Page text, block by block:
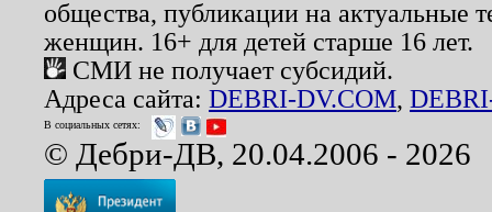
общества, публикации на актуальные
женщин. 16+ для детей старше 16 лет.
СМИ не получает субсидий.
Адреса сайта: DEBRI-DV.COM,
В социальных сетях:
© Дебри-ДВ, 20.04.2006 - 2026